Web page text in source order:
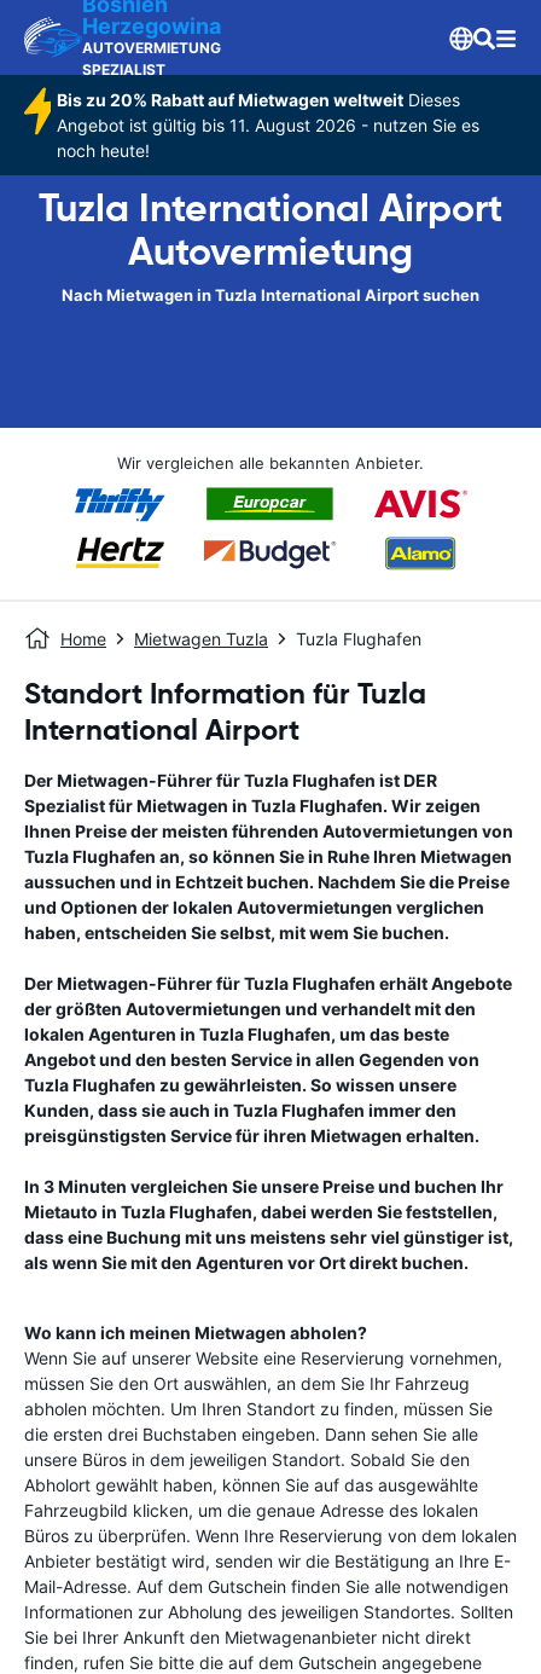
Herzegowina
AUTOVERMIETUNG
SPEZIALIST
Bis zu 20% Rabatt auf Mietwagen weltweitDieses
Angebot ist gültig bis 11. August 2026 - nutzen Sie es
noch heute!
Tuzla International Airport
Autovermietung
Nach Mietwagen in Tuzla International Airport suchen
Wir vergleichen alle bekannten Anbieter.
Home Mietwagen Tuzla Tuzla Flughafen
Standort Information für Tuzla
International Airport
Der Mietwagen-Führer fürTuzla Flughafen ist DER
Spezialist für Mietwagen in Tuzla Flughafen. Wir zeigen
Ihnen Preise der meisten führenden Autovermietungen von
Tuzla Flughafen an, so können Sie in Ruhe Ihren Mietwagen
aussuchen und in Echtzeit buchen. Nachdem Sie die Preise
und Optionen der lokalen Autovermietungen verglichen
haben, entscheiden Sie selbst, mit wem Sie buchen.
Der Mietwagen-Führer fürTuzla Flughafen erhält Angebote
der größten Autovermietungen und verhandelt mit den
lokalen Agenturen in Tuzla Flughafen, um das beste
Angebot und den besten Service in allen Gegenden von
Tuzla Flughafen zu gewährleisten. So wissen unsere
Kunden, dass sie auch in Tuzla Flughafen immer den
preisgünstigsten Service für ihren Mietwagen erhalten.
In 3 Minuten vergleichen Sie unsere Preise und buchen Ihr
Mietauto in Tuzla Flughafen, dabei werden Sie feststellen,
dass eine Buchung mit uns meistens sehr viel günstiger ist,
als wenn Sie mit den Agenturen vor Ort direkt buchen.
Wo kann ich meinen Mietwagen abholen?
Wenn Sie auf unserer Website eine Reservierung vornehmen,
müssen Sie den Ort auswählen, an dem Sie Ihr Fahrzeug
abholen möchten. Um Ihren Standort zu finden, müssen Sie
die ersten drei Buchstaben eingeben. Dann sehen Sie alle
unsere Büros in dem jeweiligen Standort. Sobald Sie den
Abholort gewählt haben, können Sie auf das ausgewählte
Fahrzeugbild klicken, um die genaue Adresse des lokalen
Büros zu überprüfen. Wenn Ihre Reservierung von dem lokalen
Anbieter bestätigt wird, senden wir die Bestätigung an Ihre E-
Mail-Adresse. Auf dem Gutschein finden Sie alle notwendigen
Informationen zur Abholung des jeweiligen Standortes. Sollten
Sie bei Ihrer Ankunft den Mietwagenanbieter nicht direkt
finden, rufen Sie bitte die auf dem Gutschein angegebene